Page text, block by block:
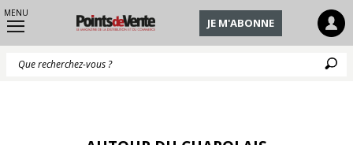
MENU
JE M'ABONNE